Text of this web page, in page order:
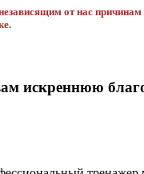
от нас
искреннюю